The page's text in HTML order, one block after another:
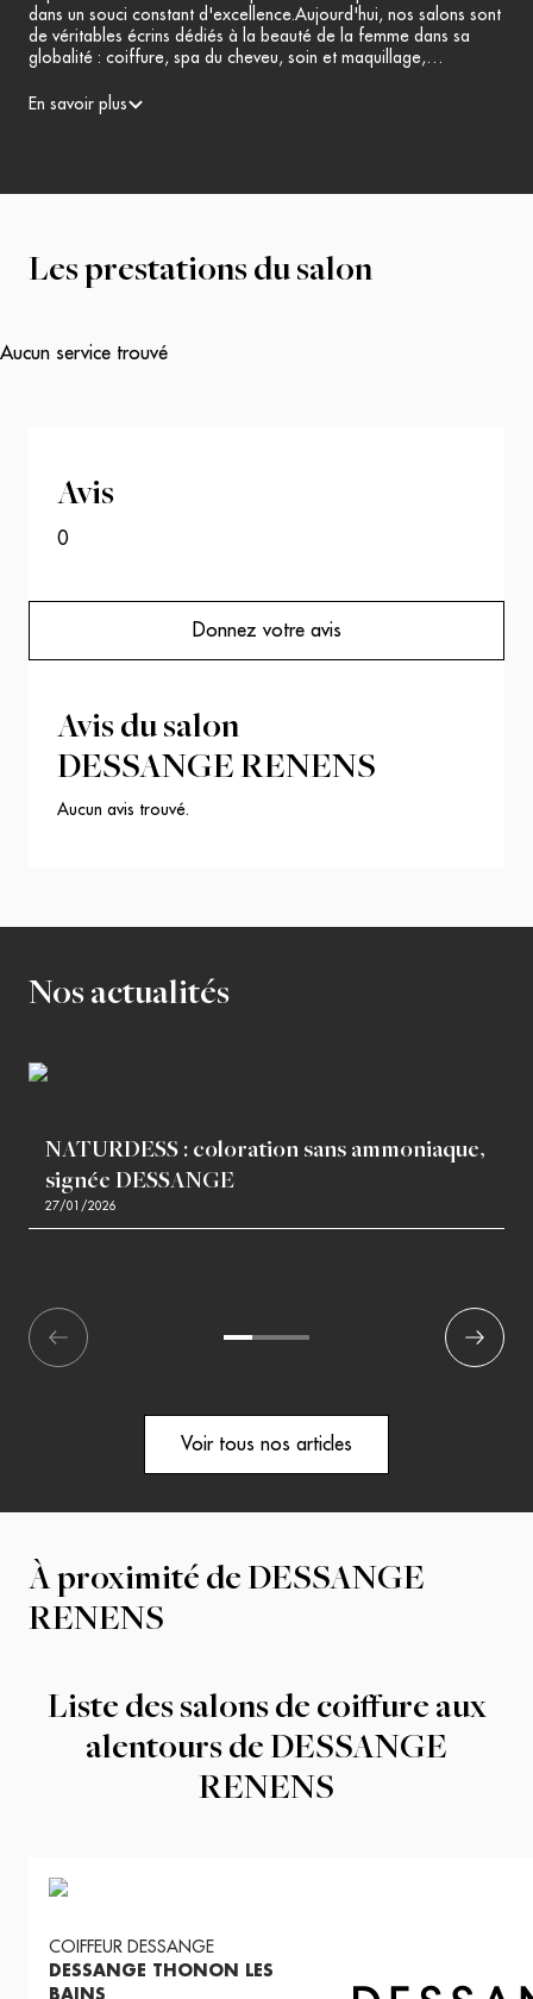
dans un souci constant d'excellence.Aujourd'hui, nos salons sont
de véritables écrins dédiés à la beauté de la femme dans sa
globalité : coiffure, spa du cheveu, soin et maquillage,
En savoir plus
Les prestations du salon
Aucun service trouvé
Avis du salon
DESSANGE RENENS
Aucun avis trouvé.
Avis
0
Donnez votre avis
Nos actualités
NATURDESS : coloration sans ammoniaque,
signée DESSANGE
27/01/2026
Suivant
Voir tous nos articles
À proximité de DESSANGE
RENENS
Liste des salons de coiffure aux
alentours de DESSANGE
RENENS
COIFFEUR DESSANGE
DESSANGE THONON LES
BAINS